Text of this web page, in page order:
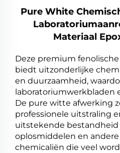
Pure White
Materiaal
Deze premium
biedt uitzonderlijke
en duurzaamheid,
laboratoriumwerkbladen
De pure witte afwerking
professionele uitstraling
uitstekende bestandheid
oplosmiddelen en andere
chemicaliën die veel